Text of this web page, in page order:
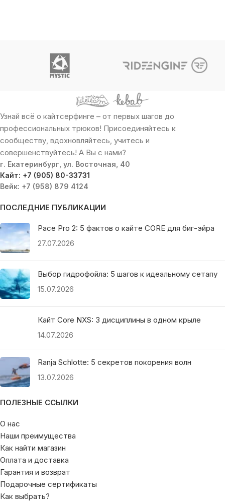
Узнай всё о кайтсерфинге – от первых шагов до
профессиональных трюков! Присоединяйтесь к
сообществу, вдохновляйтесь, учитесь и
совершенствуйтесь! А Вы с нами?
г. Екатеринбург, ул. Восточная, 40
Кайт: +7 (905) 80-33731
Вейк: +7 (958) 879 4124
ПОСЛЕДНИЕ ПУБЛИКАЦИИ
Pace Pro 2: 5 фактов о кайте CORE для биг-эйра
27.07.2026
Выбор гидрофойла: 5 шагов к идеальному сетапу
15.07.2026
Кайт Core NXS: 3 дисциплины в одном крыле
14.07.2026
Ranja Schlotte: 5 секретов покорения волн
13.07.2026
ПОЛЕЗНЫЕ ССЫЛКИ
О нас
Наши преимущества
Как найти магазин
Оплата и доставка
Гарантия и возврат
Подарочные сертификаты
Как выбрать?